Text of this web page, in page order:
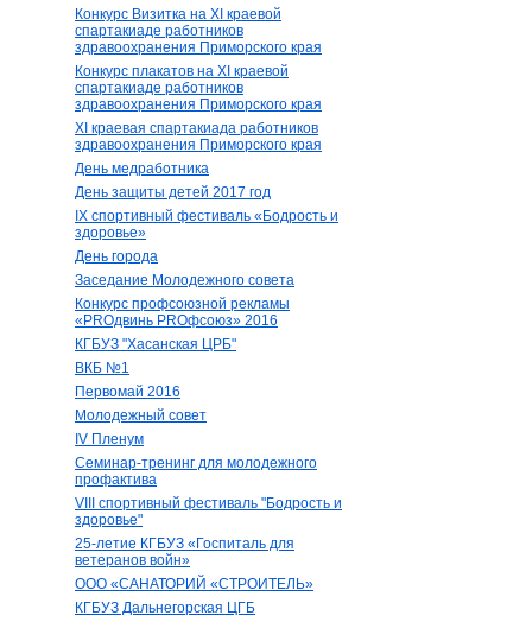
Конкурс Визитка на XI краевой
спартакиаде работников
здравоохранения Приморского края
Конкурс плакатов на XI краевой
спартакиаде работников
здравоохранения Приморского края
XI краевая спартакиада работников
здравоохранения Приморского края
День медработника
День защиты детей 2017 год
IX спортивный фестиваль «Бодрость и
здоровье»
День города
Заседание Молодежного совета
Конкурс профсоюзной рекламы
«PROдвинь РRОфсоюз» 2016
КГБУЗ "Хасанская ЦРБ"
ВКБ №1
Первомай 2016
Молодежный совет
IV Пленум
Семинар-тренинг для молодежного
профактива
VIII спортивный фестиваль "Бодрость и
здоровье"
25-летие КГБУЗ «Госпиталь для
ветеранов войн»
ООО «САНАТОРИЙ «СТРОИТЕЛЬ»
КГБУЗ Дальнегорская ЦГБ